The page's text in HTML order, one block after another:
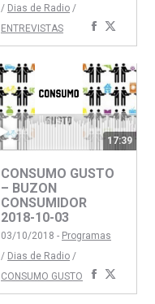
/ Dias de Radio /
ENTREVISTAS
Compartir
concon
17:39
CONSUMO GUSTO
– BUZON
CONSUMIDOR
2018-10-03
03/10/2018 - Programas
/ Dias de Radio /
CONSUMO GUSTO
Compartir
concon